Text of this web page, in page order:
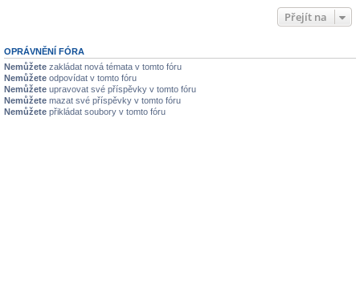
Přejít na
OPRÁVNĚNÍ FÓRA
Nemůžete zakládat nová témata v tomto fóru
Nemůžete odpovídat v tomto fóru
Nemůžete upravovat své příspěvky v tomto fóru
Nemůžete mazat své příspěvky v tomto fóru
Nemůžete přikládat soubory v tomto fóru